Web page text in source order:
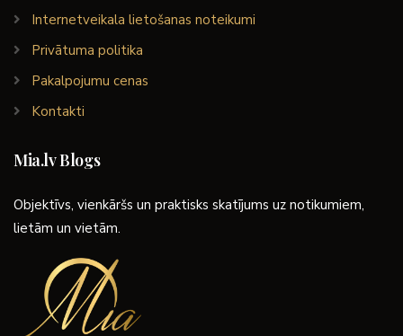
Internetveikala lietošanas noteikumi
Privātuma politika
Pakalpojumu cenas
Kontakti
Mia.lv Blogs
Objektīvs, vienkāršs un praktisks skatījums uz notikumiem,
lietām un vietām.